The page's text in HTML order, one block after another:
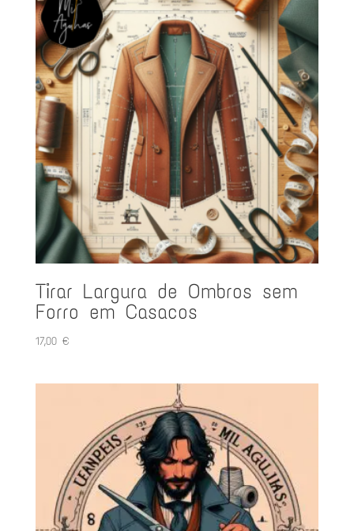
Tirar Largura de Ombros sem
Forro em Casacos
17,00 €